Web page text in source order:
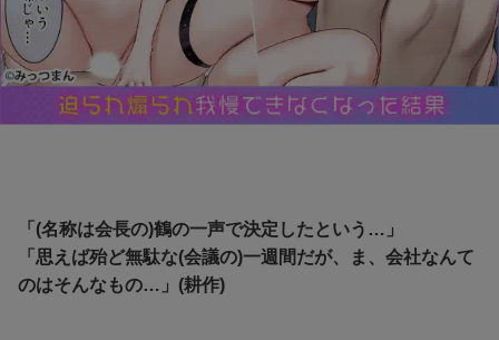
「(名称は会長の)鶴の一声で決定したという…」
「思えば殆ど無駄な(会議の)一週間だが、ま、会社なんて
のはそんなもの…」(耕作)